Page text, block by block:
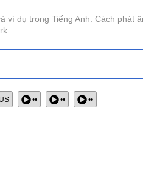
ví dụ trong Tiếng Anh. Cách phát
US •• •• ••